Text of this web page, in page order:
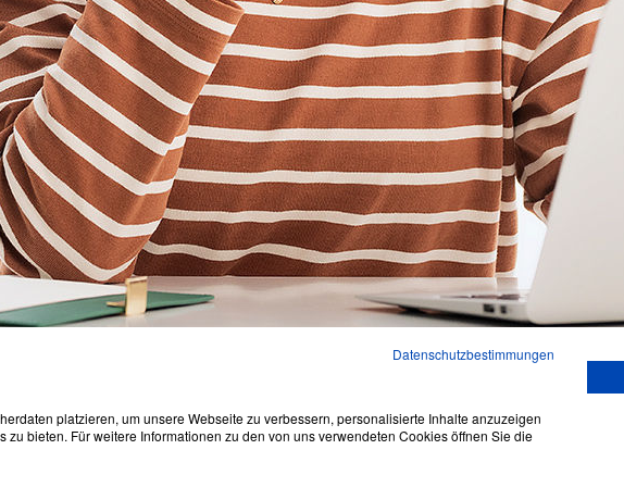
BG ETEM? Was können wir besser machen? Sagen Sie es uns.
Datenschutzbestimmungen
platzieren, um unsere Webseite zu verbessern, personalisierte Inhalte anzuzeigen
bieten. Für weitere Informationen zu den von uns verwendeten Cookies öffnen Sie die